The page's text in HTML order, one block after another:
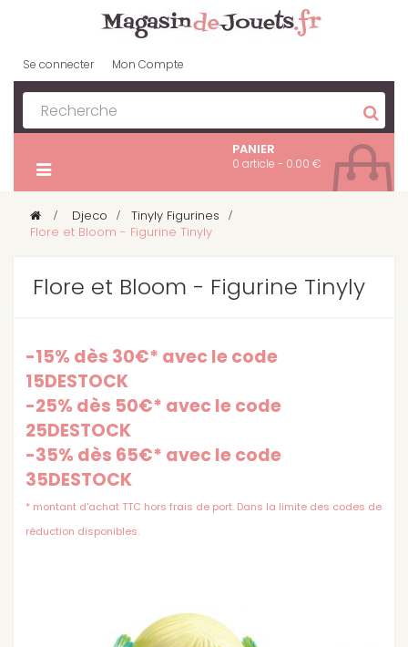
Se connecter Mon Compte
PANIER
0 article - 0.00 €
> Djeco > Tinyly Figurines >
Flore et Bloom - Figurine Tinyly
Flore et Bloom - Figurine Tinyly
-15% dès 30€* avec le code
15DESTOCK
-25% dès 50€* avec le code
25DESTOCK
-35% dès 65€* avec le code
35DESTOCK
* montant d'achat TTC hors frais de port. Dans la limite des codes de
réduction disponibles.